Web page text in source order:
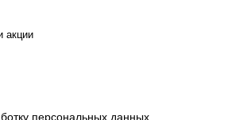
акции
персональных данных